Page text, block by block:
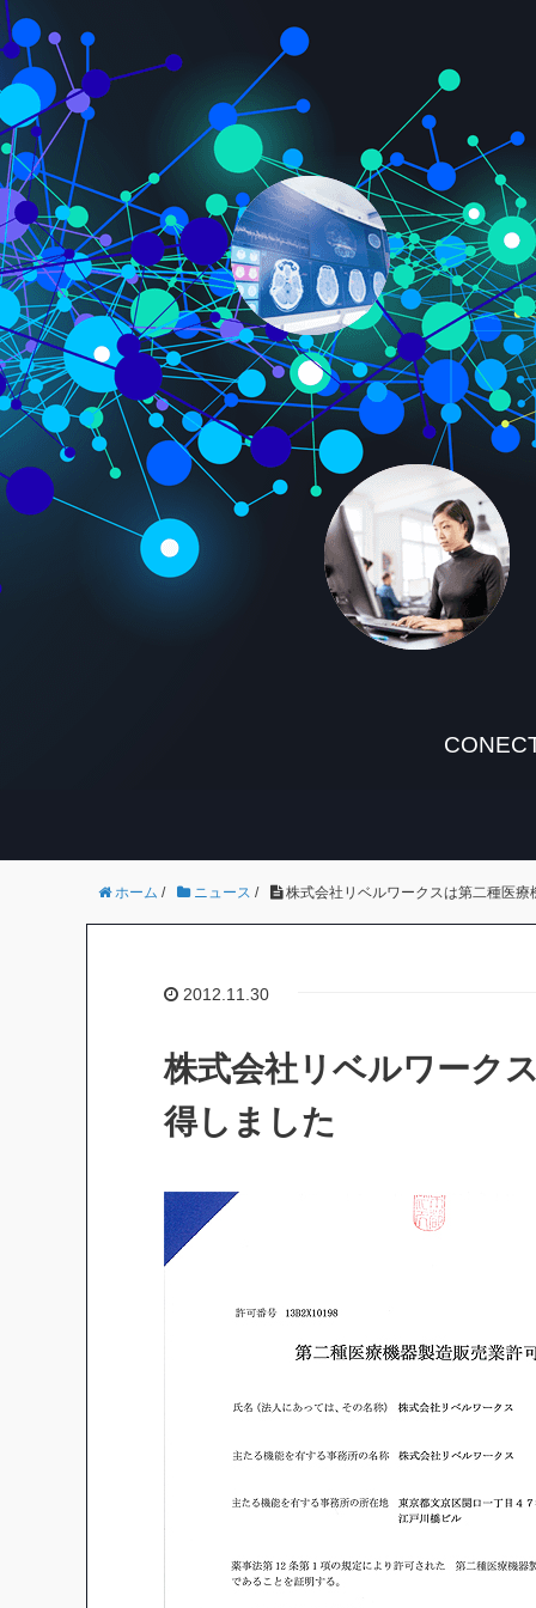
ホーム / ニュース / 株式会社リベルワークスは第二種医
2012.11.30
株式会社リベルワーク
得しました